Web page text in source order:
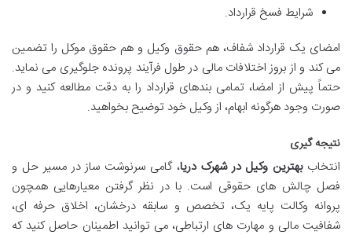
شرایط فسخ قرارداد.
امضای یک قرارداد شفاف، هم حقوق وکیل و هم حقوق موکل را تضمین
می کند و از بروز اختلافات مالی در طول فرآیند پرونده جلوگیری می نماید.
حتماً پیش از امضا، تمامی بندهای قرارداد را به دقت مطالعه کنید و در
صورت وجود هرگونه ابهام، از وکیل خود توضیح بخواهید.
نتیجه گیری
انتخاببهترین وکیل در شهرک دریا، گامی سرنوشت ساز در مسیر حل و
فصل چالش های حقوقی است. با در نظر گرفتن معیارهایی همچون
پروانه وکالت پایه یک، تخصص و سابقه درخشان، اخلاق حرفه ای،
شفافیت مالی و مهارت های ارتباطی، می توانید اطمینان حاصل کنید که